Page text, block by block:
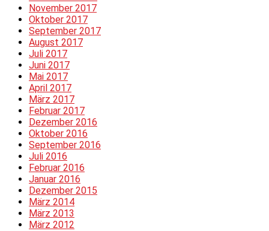
November 2017
Oktober 2017
September 2017
August 2017
Juli 2017
Juni 2017
Mai 2017
April 2017
März 2017
Februar 2017
Dezember 2016
Oktober 2016
September 2016
Juli 2016
Februar 2016
Januar 2016
Dezember 2015
März 2014
März 2013
März 2012